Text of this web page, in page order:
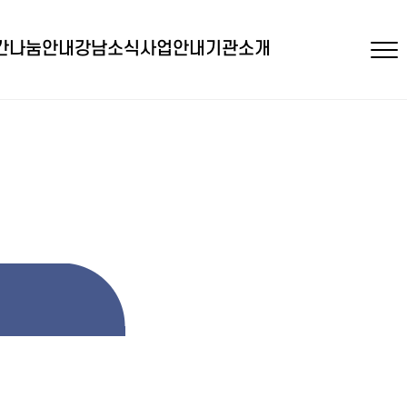
나눔안내 강남소식사업안내 기관소개